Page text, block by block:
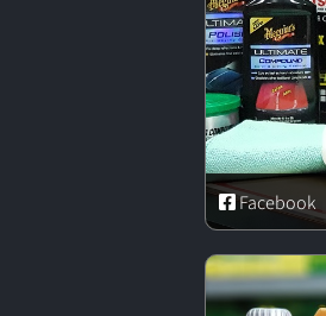
Facebook